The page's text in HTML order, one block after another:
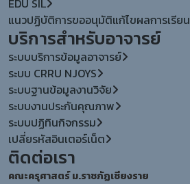
EDU SIL
แนวปฏิบัติการขออนุมัติแก้ไขผลการเรียน
บริการสำหรับอาจารย์
ระบบบริการข้อมูลอาจารย์
ระบบ CRRU NJOYS
ระบบฐานข้อมูลงานวิจัย
ระบบงานประกันคุณภาพ
ระบบปฏิทินกิจกรรม
เปลี่ยรหัสอินเตอร์เน็ต
ติดต่อเรา
คณะครุศาสตร์ ม.ราชภัฏเชียงราย